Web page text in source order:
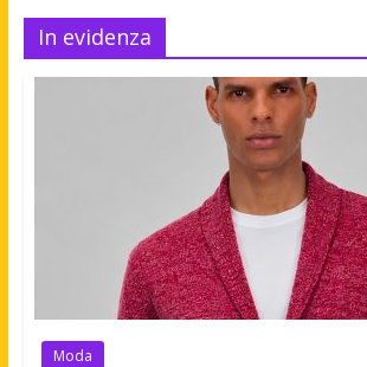
In evidenza
Moda